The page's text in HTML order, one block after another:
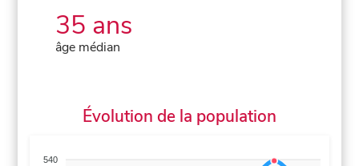
35 ans
âge médian
Évolution de la population
540